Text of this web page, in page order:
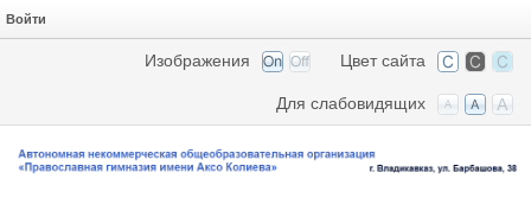
Войти
Цвет сайта
Изображения
Для слабовидящих